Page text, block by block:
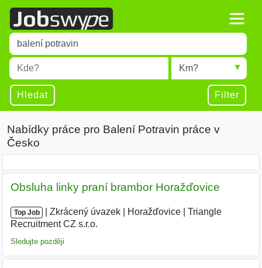
Title
Type 1 or more characters for results.
Místo
Type 1 or more characters for results.
Radius
Hledat Filter
Nabídky práce pro Balení Potravin práce v
Česko
Obsluha linky praní brambor Horažďovice
Top Job Zkrácený úvazek Horažďovice
Triangle
Recruitment CZ s.r.o.
Sledujte později